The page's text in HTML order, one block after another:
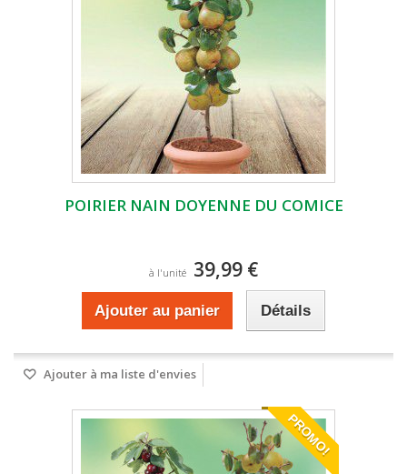
POIRIER NAIN DOYENNE DU COMICE
à l'unité 39,99 €
Ajouter au panier Détails
Ajouter à ma liste d'envies
PROMO!